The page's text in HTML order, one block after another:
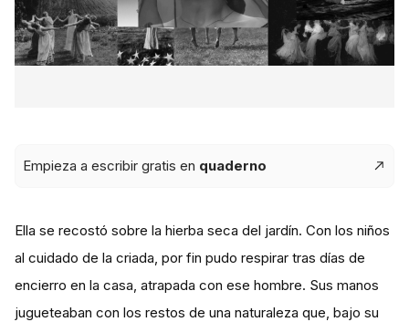
Empieza a escribir gratis en quaderno
Ella se recostó sobre la hierba seca del jardín. Con los niños
al cuidado de la criada, por fin pudo respirar tras días de
encierro en la casa, atrapada con ese hombre. Sus manos
jugueteaban con los restos de una naturaleza que, bajo su